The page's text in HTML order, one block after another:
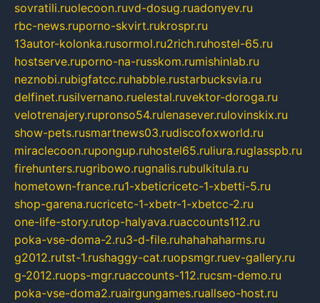
sovratili.ruolecoon.ruvd-dosug.ruadonyev.ru
rbc-news.ruporno-skvirt.rukrospr.ru
13autor-kolonka.rusormol.ru2rich.ruhostel-65.ru
hostserve.ruporno-na-russkom.rumishinlab.ru
neznobi.rubigfatcc.ruhabble.rustarbucksvia.ru
delfinet.rusilvernano.ruelestal.ruvektor-doroga.ru
velotrenajery.rupronso54.rulenasever.rulovinskix.ru
show-pets.rusmartnews03.rudiscofoxworld.ru
miraclecoon.rupongup.ruhostel65.ruliura.ruglasspb.ru
firehunters.rugribowo.rugnalis.rubulkitula.ru
hometown-france.ru1-xbeticricetc-1-xbetti-5.ru
shop-garena.rucricetc-1-xbetr-1-xbetcc-2.ru
one-life-story.rutop-halyava.ruaccounts112.ru
poka-vse-doma-2.ru3-d-file.ruhahahaharms.ru
g2012.rutst-1.rushaggy-cat.ruopsmgr.ruev-gallery.ru
g-2012.ruops-mgr.ruaccounts-112.rucsm-demo.ru
poka-vse-doma2.ruairgungames.ruallseo-host.ru